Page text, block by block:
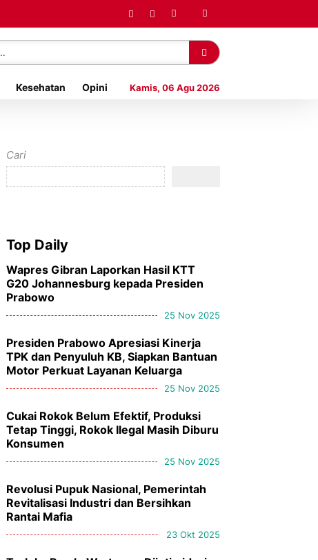
Kesehatan Opini Kamis, 06 Agu 2026
Cari
Top Daily
Wapres Gibran Laporkan Hasil KTT
G20 Johannesburg kepada Presiden
Prabowo
25 Nov 2025
Presiden Prabowo Apresiasi Kinerja
TPK dan Penyuluh KB, Siapkan Bantuan
Motor Perkuat Layanan Keluarga
25 Nov 2025
Cukai Rokok Belum Efektif, Produksi
Tetap Tinggi, Rokok Ilegal Masih Diburu
Konsumen
25 Nov 2025
Revolusi Pupuk Nasional, Pemerintah
Revitalisasi Industri dan Bersihkan
Rantai Mafia
23 Okt 2025